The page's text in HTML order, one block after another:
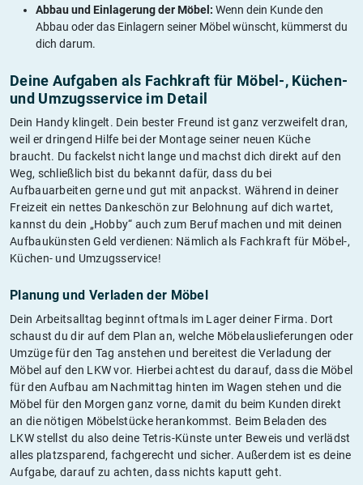
Abbau und Einlagerung der Möbel: Wenn dein Kunde den
Abbau oder das Einlagern seiner Möbel wünscht, kümmerst du
dich darum.
Deine Aufgaben als Fachkraft für Möbel-, Küchen-
und Umzugsservice im Detail
Dein Handy klingelt. Dein bester Freund ist ganz verzweifelt dran,
weil er dringend Hilfe bei der Montage seiner neuen Küche
braucht. Du fackelst nicht lange und machst dich direkt auf den
Weg, schließlich bist du bekannt dafür, dass du bei
Aufbauarbeiten gerne und gut mit anpackst. Während in deiner
Freizeit ein nettes Dankeschön zur Belohnung auf dich wartet,
kannst du dein „Hobby“ auch zum Beruf machen und mit deinen
Aufbaukünsten Geld verdienen: Nämlich als Fachkraft für Möbel-,
Küchen- und Umzugsservice!
Planung und Verladen der Möbel
Dein Arbeitsalltag beginnt oftmals im Lager deiner Firma. Dort
schaust du dir auf dem Plan an, welche Möbelauslieferungen oder
Umzüge für den Tag anstehen und bereitest die Verladung der
Möbel auf den LKW vor. Hierbei achtest du darauf, dass die Möbel
für den Aufbau am Nachmittag hinten im Wagen stehen und die
Möbel für den Morgen ganz vorne, damit du beim Kunden direkt
an die nötigen Möbelstücke herankommst. Beim Beladen des
LKW stellst du also deine Tetris-Künste unter Beweis und verlädst
alles platzsparend, fachgerecht und sicher. Außerdem ist es deine
Aufgabe, darauf zu achten, dass nichts kaputt geht.